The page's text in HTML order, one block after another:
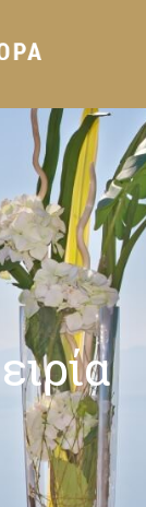
ειρία